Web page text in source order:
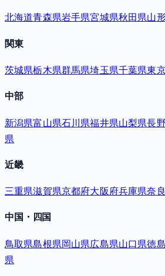
北海道青森県岩手県宮城県秋田県山
関東
茨城県栃木県群馬県埼玉県千葉県東
中部
新潟県富山県石川県福井県山梨県長
県
近畿
三重県滋賀県京都府大阪府兵庫県奈
中国・四国
鳥取県島根県岡山県広島県山口県徳
県